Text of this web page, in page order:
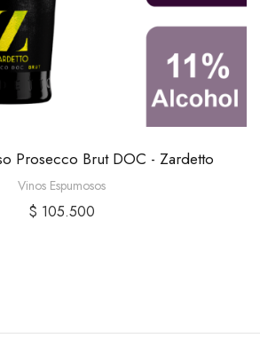
Prosecco Brut DOC - Zardetto
Vinos Espumosos
$ 105.500